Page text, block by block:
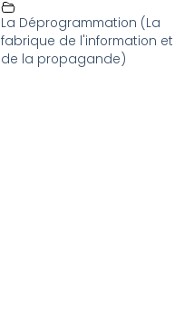
La Déprogrammation (La
fabrique de l'information et
de la propagande)